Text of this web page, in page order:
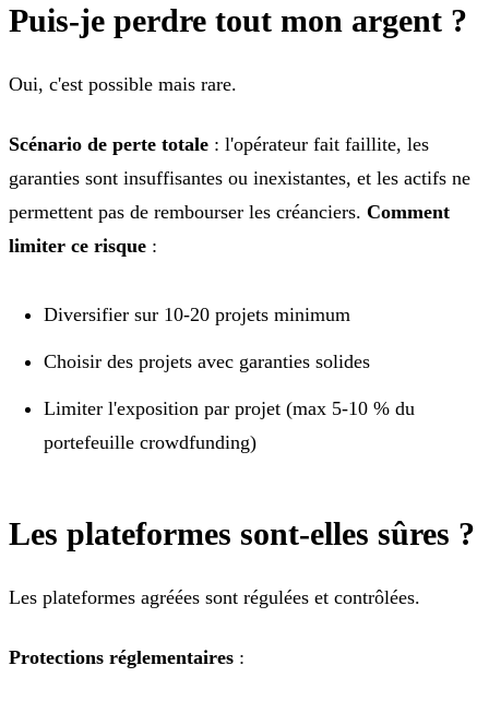
Puis-je perdre tout mon argent ?
Oui, c'est possible mais rare.
Scénario de perte totale : l'opérateur fait faillite, les
garanties sont insuffisantes ou inexistantes, et les actifs ne
permettent pas de rembourser les créanciers. Comment
limiter ce risque :
Diversifier sur 10-20 projets minimum
Choisir des projets avec garanties solides
Limiter l'exposition par projet (max 5-10 % du
portefeuille crowdfunding)
Les plateformes sont-elles sûres ?
Les plateformes agréées sont régulées et contrôlées.
Protections réglementaires :